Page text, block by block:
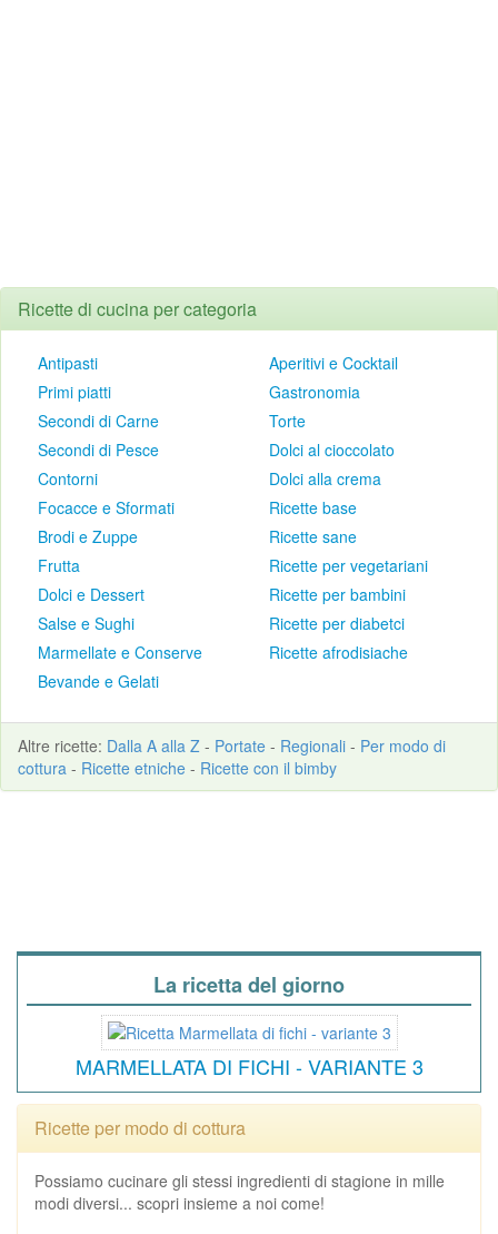
Ricette di cucina per categoria
Antipasti
Primi piatti
Secondi di Carne
Secondi di Pesce
Contorni
Focacce e Sformati
Brodi e Zuppe
Frutta
Dolci e Dessert
Salse e Sughi
Marmellate e Conserve
Bevande e Gelati
Aperitivi e Cocktail
Gastronomia
Torte
Dolci al cioccolato
Dolci alla crema
Ricette base
Ricette sane
Ricette per vegetariani
Ricette per bambini
Ricette per diabetci
Ricette afrodisiache
Altre ricette: Dalla A alla Z - Portate - Regionali - Per modo di
cottura - Ricette etniche - Ricette con il bimby
La ricetta del giorno
MARMELLATA DI FICHI - VARIANTE 3
Ricette per modo di cottura
Possiamo cucinare gli stessi ingredienti di stagione in mille
modi diversi... scopri insieme a noi come!